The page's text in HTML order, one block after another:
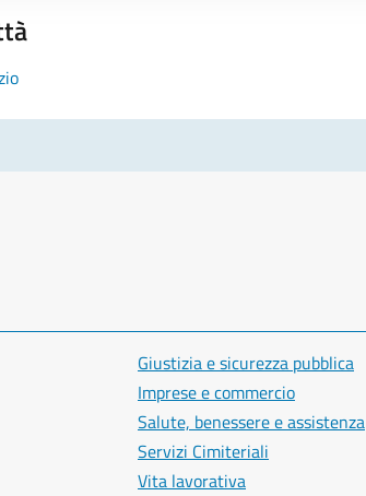
Giustizia e sicurezza pubblica
Imprese e commercio
Salute, benessere e assistenza
Servizi Cimiteriali
Vita lavorativa